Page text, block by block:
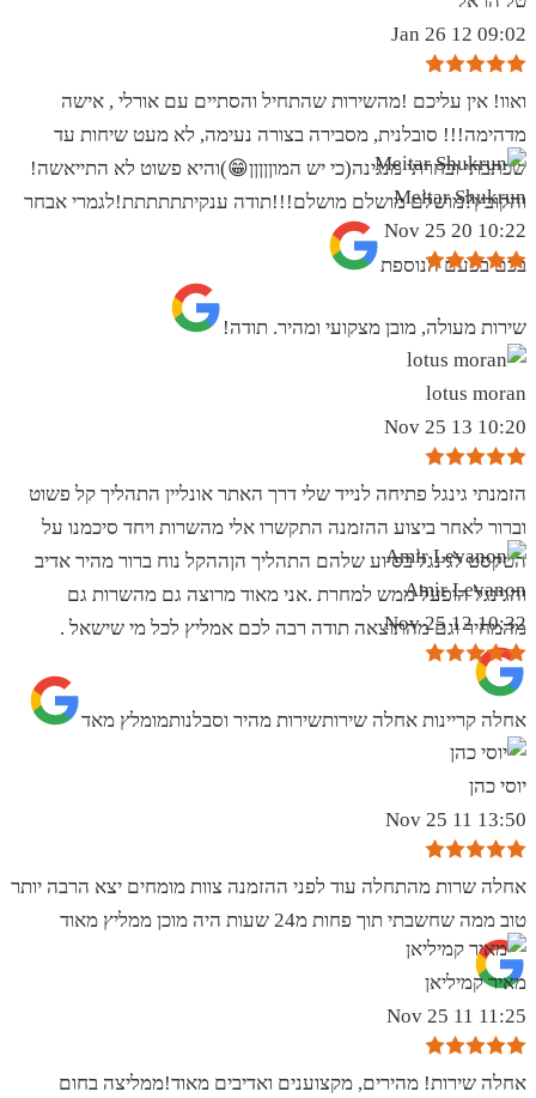
09:02 12 Jan 26
ואוו! אין עליכם !מהשירות שהתחיל והסתיים עם אורלי , אישה
מדהימה!!! סובלנית, מסבירה בצורה נעימה, לא מעט שיחות עד
שכתבתי ובחרתי מנגינה(כי יש המוןןןןן😁)והיא פשוט לא התייאשה!
והקובץ?מושלם מושלם מושלם!!!תודה ענקיתתתתתת!לגמרי אבחר
בכם בפעם הנוספת
Meitar Shukrun
10:22 20 Nov 25
שירות מעולה, מובן מצקועי ומהיר. תודה!
lotus moran
10:20 13 Nov 25
הזמנתי גינגל פתיחה לנייד שלי דרך האתר אונליין התהליך קל פשוט
וברור לאחר ביצוע ההזמנה התקשרו אלי מהשרות ויחד סיכמנו על
הטקסט לגינגל בסיוע שלהם התהליך הןההקל נוח ברור מהיר אדיב
והגינגל הופעל ממש למחרת .אני מאוד מרוצה גם מהשרות גם
מהמחיר וגם מהתוצאה תודה רבה לכם אמליץ לכל מי שישאל .
Amir Levanon
10:32 12 Nov 25
אחלה קריינות אחלה שירותשירות מהיר וסבלנותמומלץ מאד
יוסי כהן
13:50 11 Nov 25
אחלה שרות מהתחלה עוד לפני ההזמנה צוות מומחים יצא הרבה יותר
טוב ממה שחשבתי תוך פחות מ24 שעות היה מוכן ממליץ מאוד
מאיר קמיליאן
11:25 11 Nov 25
אחלה שירות! מהירים, מקצוענים ואדיבים מאוד!ממליצה בחום